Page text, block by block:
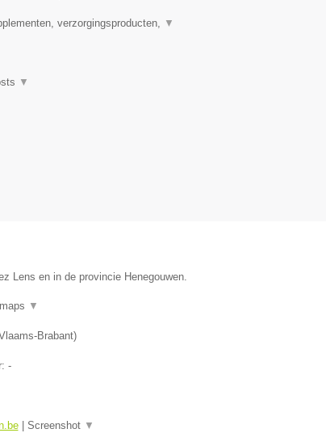
verzorgingsproducten, ▼
▼
Lens en in de provincie Henegouwen.
▼
Brabant)
-
| Screenshot ▼